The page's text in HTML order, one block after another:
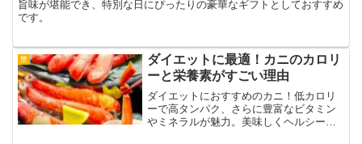
旨味が堪能でき、特別な日にぴったりの豪華なギフトとしておすすめ
です。
蟹
ダイエットに最適！カニのカロリ
ーと栄養素がすごい理由
ダイエットにおすすめのカニ！低カロリ
ーで高タンパク、さらに豊富なビタミン
やミネラルが魅力。美味しくヘルシーに